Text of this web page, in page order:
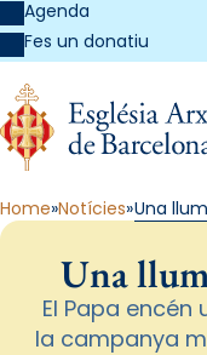
Agenda
Fes un donatiu
Home Notícies Una
Una llum
El Papa
la campanya